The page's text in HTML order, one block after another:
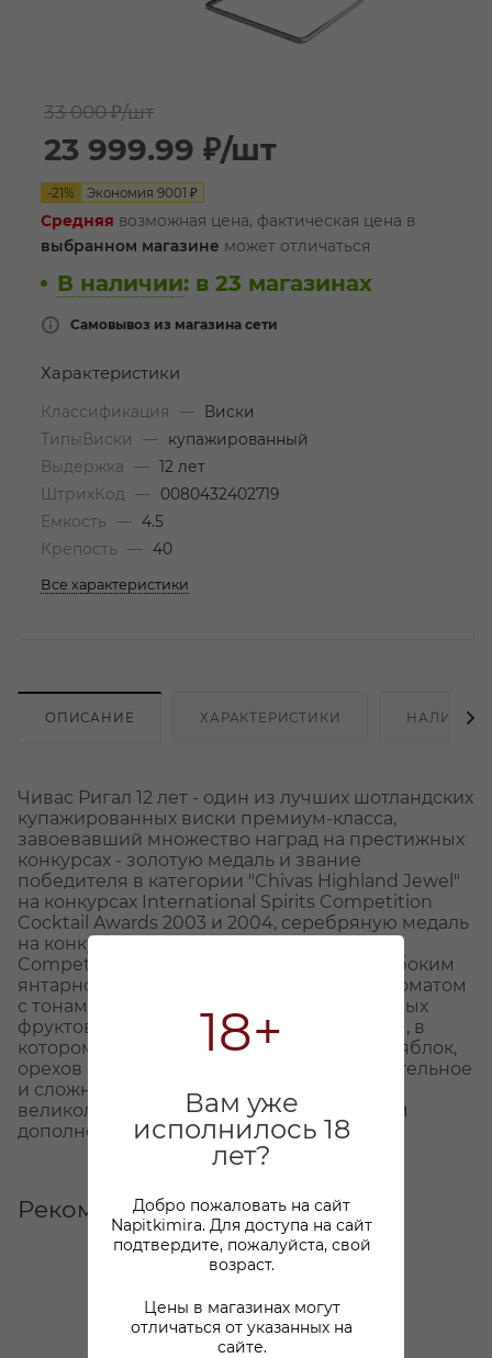
18+
Вам уже
исполнилось 18
лет?
Добро пожаловать на сайт
Napitkimira. Для доступа на сайт
подтвердите, пожалуйста, свой
возраст.
Цены в магазинах могут
отличаться от указанных на
сайте.
33 000 ₽/шт
23 999.99 ₽/шт
-21% Экономия 9001 ₽
Средняя возможная цена, фактическая цена в
выбранном магазине может отличаться
В наличии: в 23 магазинах
Самовывоз из магазина сети
Характеристики
Классификация —
Виски
ТипыВиски
—
купажированный
Выдержка
— 12 лет
ШтрихКод
—
0080432402719
Емкость
— 4.5
Крепость
— 40
Все характеристики
ОПИСАНИЕ ХАРАКТЕРИСТИКИ НАЛИЧИЕ
Чивас Ригал 12 лет - один из лучших шотландских
купажированных виски премиум-класса,
завоевавший множество наград на престижных
конкурсах - золотую медаль и звание
победителя в категории "Chivas Highland Jewel"
на конкурсах International Spirits Competition
Cocktail Awards 2003 и 2004, серебряную медаль
на конкурсе San Francisco World Spirits
Competition 2008 и другие. Обладает глубоким
янтарно-золотистым цветом, богатым ароматом
с тонами вереска, меда, диких трав и спелых
фруктов и насыщенным округлым вкусом, в
котором можно уловить оттенки ванили, яблок,
орехов и ирисок. Послевкусие продолжительное
и сложное. Виски Чивас Ригал 12 лет -
великолепный дижестив, будет отличным
дополнением к сигаре.
Рекомендуем